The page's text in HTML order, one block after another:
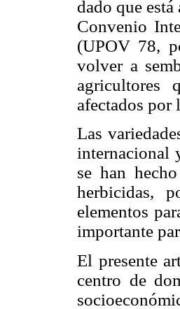
dado que
Convenio
(UPOV 78,
volver a
agricultores
afectados por
Las
internacional
se han
herbicidas,
elementos
importante
El presente
centro de